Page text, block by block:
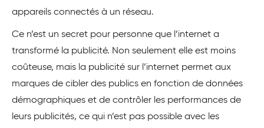
appareils connectés à un réseau.
Ce n’est un secret pour personne que l’internet a
transformé la publicité. Non seulement elle est moins
coûteuse, mais la publicité sur l’internet permet aux
marques de cibler des publics en fonction de données
démographiques et de contrôler les performances de
leurs publicités, ce qui n’est pas possible avec les